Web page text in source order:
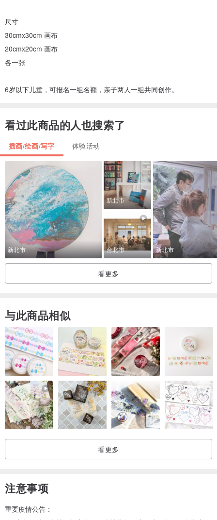
尺寸
30cmx30cm 画布
20cmx20cm 画布
各一张
6岁以下儿童，可报名一组名额，亲子两人一组共同创作。
看过此商品的人也搜索了
插画/绘画/写字 体验活动
新北市
新北市
台北市 新北市
看更多
与此商品相似
看更多
注意事项
重要疫情公告：